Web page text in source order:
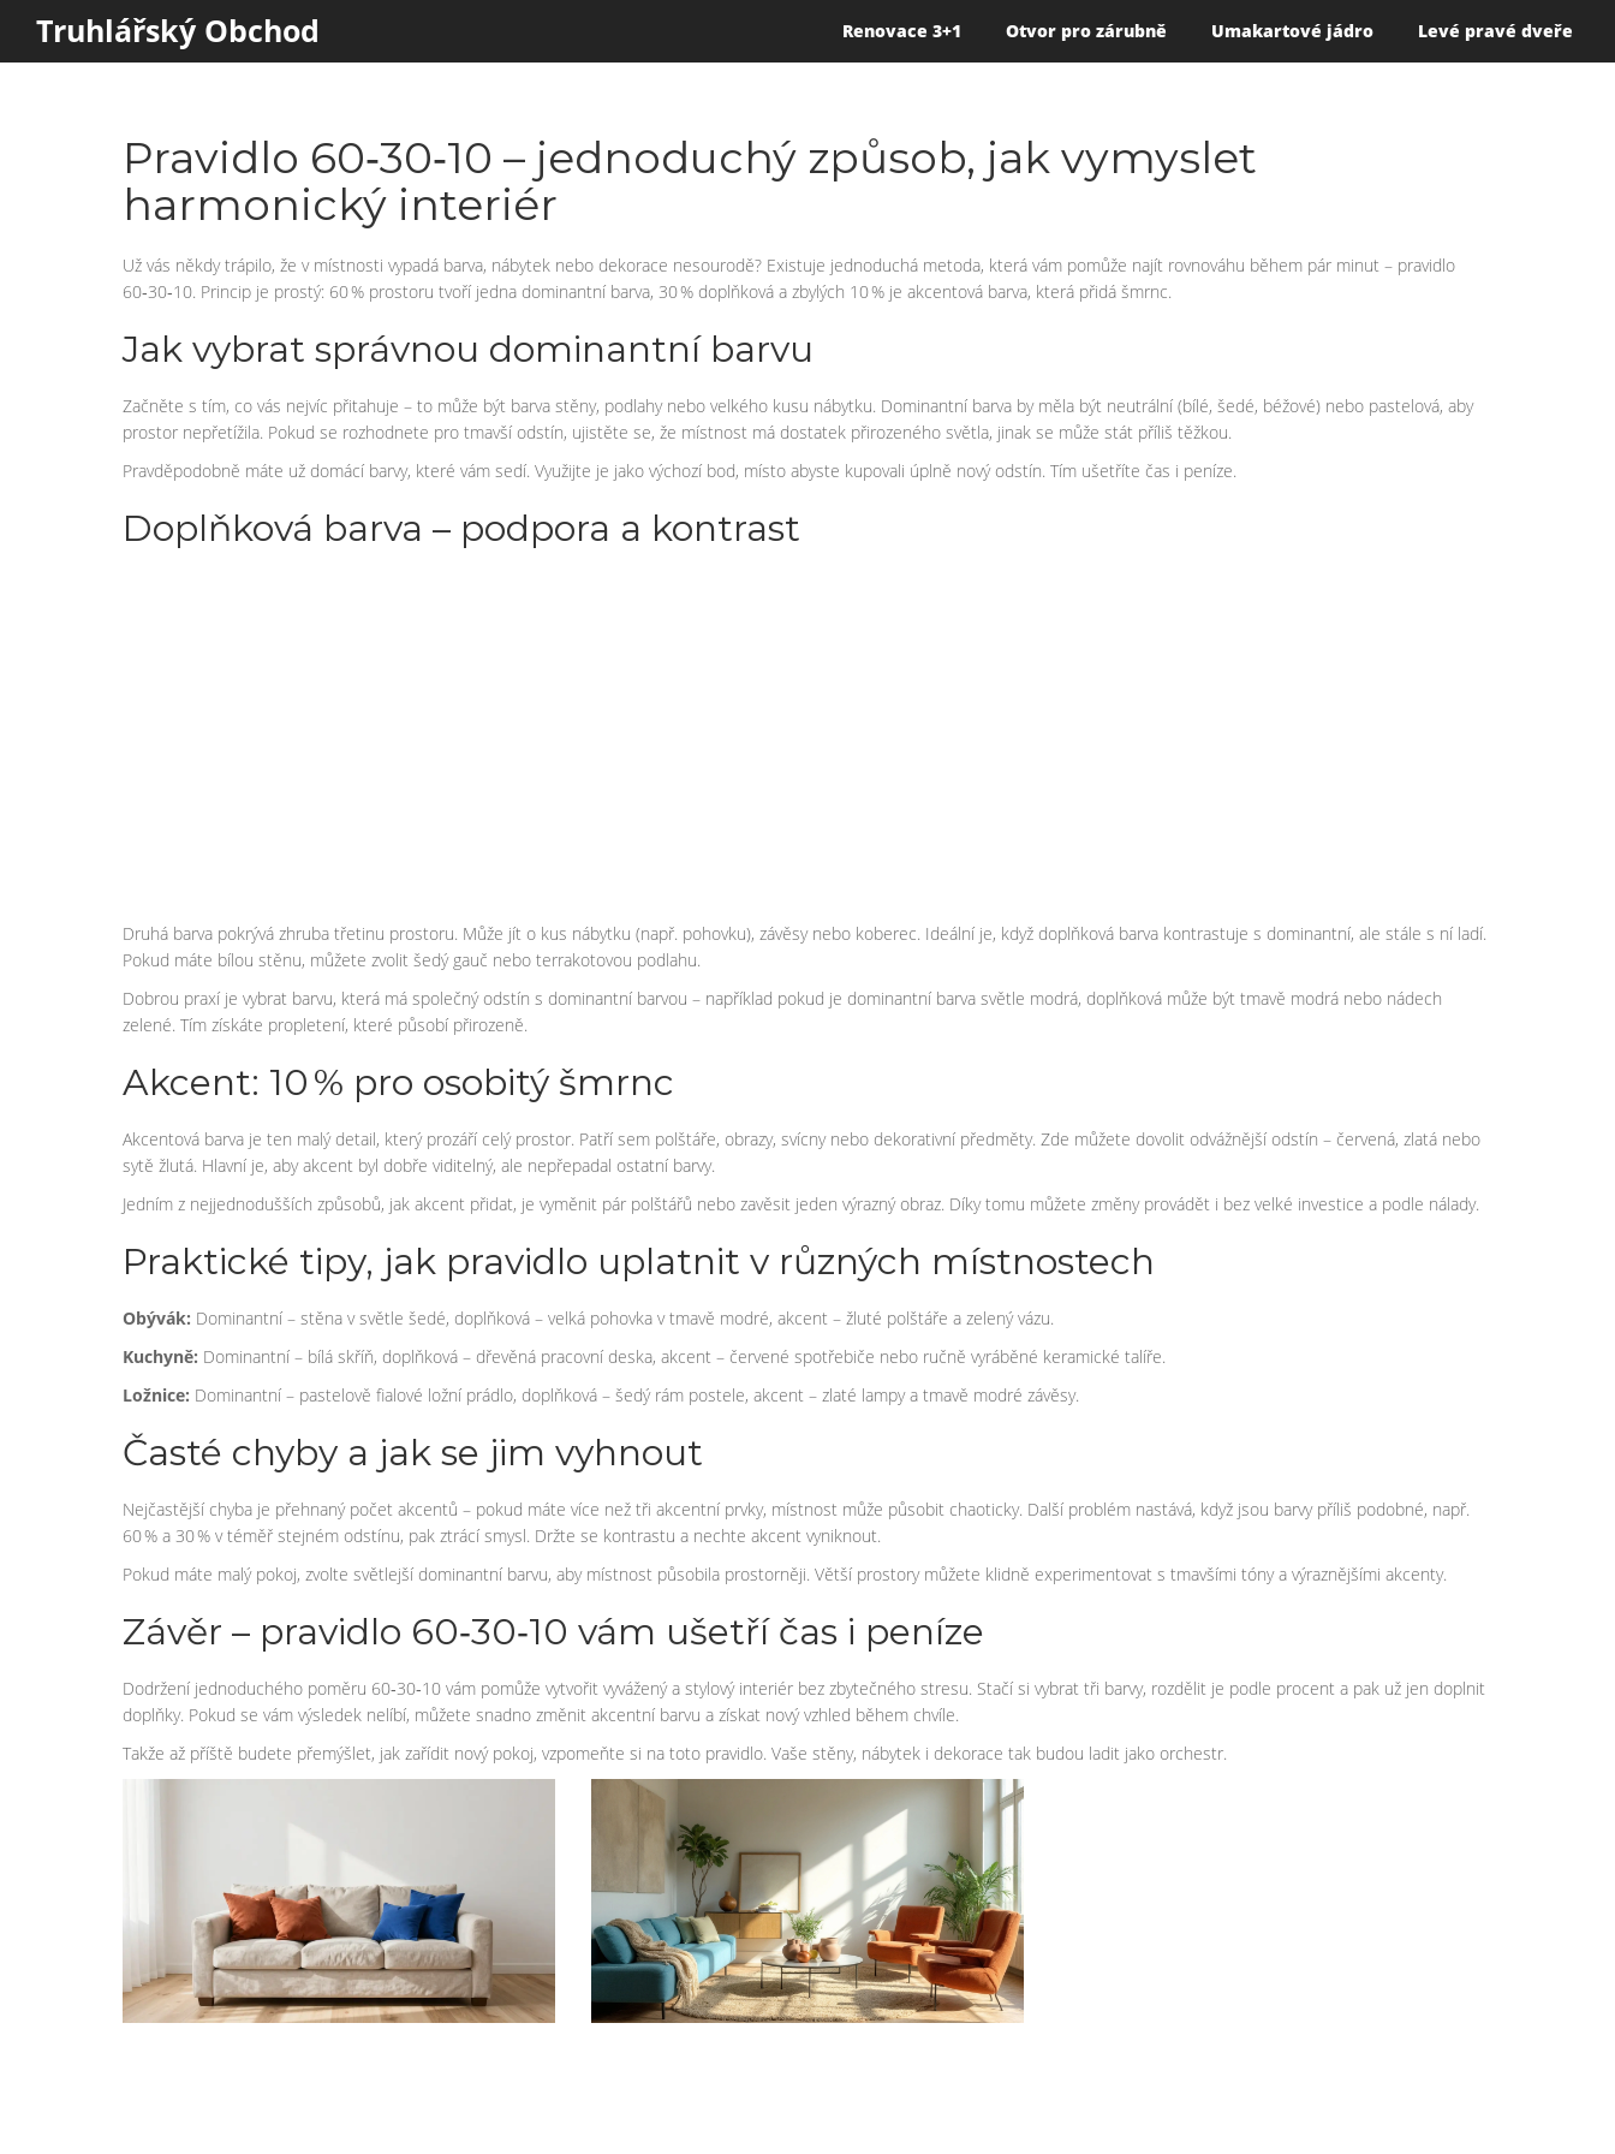
Truhlářský Obchod Renovace 3+1 Otvor pro zárubně Umakartové jádro Levé pravé dveře
Pravidlo 60‑30‑10 – jednoduchý způsob, jak vymyslet
harmonický interiér
Už vás někdy trápilo, že v místnosti vypadá barva, nábytek nebo dekorace nesourodě? Existuje jednoduchá metoda, která vám pomůže najít rovnováhu během pár minut – pravidlo
60‑30‑10. Princip je prostý: 60 % prostoru tvoří jedna dominantní barva, 30 % doplňková a zbylých 10 % je akcentová barva, která přidá šmrnc.
Jak vybrat správnou dominantní barvu
Začněte s tím, co vás nejvíc přitahuje – to může být barva stěny, podlahy nebo velkého kusu nábytku. Dominantní barva by měla být neutrální (bílé, šedé, béžové) nebo pastelová, aby
prostor nepřetížila. Pokud se rozhodnete pro tmavší odstín, ujistěte se, že místnost má dostatek přirozeného světla, jinak se může stát příliš těžkou.
Pravděpodobně máte už domácí barvy, které vám sedí. Využijte je jako výchozí bod, místo abyste kupovali úplně nový odstín. Tím ušetříte čas i peníze.
Doplňková barva – podpora a kontrast
Druhá barva pokrývá zhruba třetinu prostoru. Může jít o kus nábytku (např. pohovku), závěsy nebo koberec. Ideální je, když doplňková barva kontrastuje s dominantní, ale stále s ní ladí.
Pokud máte bílou stěnu, můžete zvolit šedý gauč nebo terrakotovou podlahu.
Dobrou praxí je vybrat barvu, která má společný odstín s dominantní barvou – například pokud je dominantní barva světle modrá, doplňková může být tmavě modrá nebo nádech
zelené. Tím získáte propletení, které působí přirozeně.
Akcent: 10 % pro osobitý šmrnc
Akcentová barva je ten malý detail, který prozáří celý prostor. Patří sem polštáře, obrazy, svícny nebo dekorativní předměty. Zde můžete dovolit odvážnější odstín – červená, zlatá nebo
sytě žlutá. Hlavní je, aby akcent byl dobře viditelný, ale nepřepadal ostatní barvy.
Jedním z nejjednodušších způsobů, jak akcent přidat, je vyměnit pár polštářů nebo zavěsit jeden výrazný obraz. Díky tomu můžete změny provádět i bez velké investice a podle nálady.
Praktické tipy, jak pravidlo uplatnit v různých místnostech
Obývák: Dominantní – stěna v světle šedé, doplňková – velká pohovka v tmavě modré, akcent – žluté polštáře a zelený vázu.
Kuchyně: Dominantní – bílá skříň, doplňková – dřevěná pracovní deska, akcent – červené spotřebiče nebo ručně vyráběné keramické talíře.
Ložnice: Dominantní – pastelově fialové ložní prádlo, doplňková – šedý rám postele, akcent – zlaté lampy a tmavě modré závěsy.
Časté chyby a jak se jim vyhnout
Nejčastější chyba je přehnaný počet akcentů – pokud máte více než tři akcentní prvky, místnost může působit chaoticky. Další problém nastává, když jsou barvy příliš podobné, např.
60 % a 30 % v téměř stejném odstínu, pak ztrácí smysl. Držte se kontrastu a nechte akcent vyniknout.
Pokud máte malý pokoj, zvolte světlejší dominantní barvu, aby místnost působila prostorněji. Větší prostory můžete klidně experimentovat s tmavšími tóny a výraznějšími akcenty.
Závěr – pravidlo 60‑30‑10 vám ušetří čas i peníze
Dodržení jednoduchého poměru 60‑30‑10 vám pomůže vytvořit vyvážený a stylový interiér bez zbytečného stresu. Stačí si vybrat tři barvy, rozdělit je podle procent a pak už jen doplnit
doplňky. Pokud se vám výsledek nelíbí, můžete snadno změnit akcentní barvu a získat nový vzhled během chvíle.
Takže až příště budete přemýšlet, jak zařídit nový pokoj, vzpomeňte si na toto pravidlo. Vaše stěny, nábytek i dekorace tak budou ladit jako orchestr.